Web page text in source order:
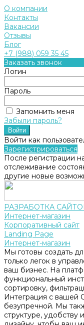
О компании
Контакты
Вакансии
Отзывы
Блог
+7 (988) 059 35 45
Заказать звонок
Логин
Пароль
Запомнить меня
Забыли пароль?
Войти как
Зарегистрироваться
После регистрации
отслеживание
другие новые
РАЗРАБОТКА
Интернет-магазин
Корпоративный сайт
Landing Page
Интернет-магазин
Мы готовы создать
только легок в
ваш бизнес. На
функциональный
сортировку,
Интеграция с вашей
безупречной. Мы
структуре, удобству